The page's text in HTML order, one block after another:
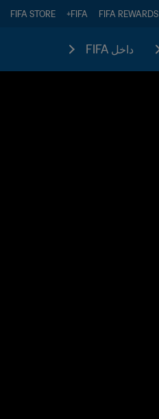
FIFA REWARDS
FIFA+
FIFA STORE
داخل FIFA